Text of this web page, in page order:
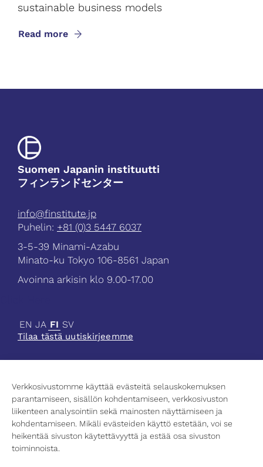
Verkkosivustomme käyttää evästeitä selauskokemuksen
parantamiseen, sisällön kohdentamiseen, verkkosivuston
liikenteen analysointiin sekä mainosten näyttämiseen ja
kohdentamiseen. Mikäli evästeiden käyttö estetään, voi se
heikentää sivuston käytettävyyttä ja estää osa sivuston
toiminnoista.
sustainable business models
Read more
Suomen Japanin instituutti
フィンランドセンター
info@finstitute.jp
Puhelin: +81 (0)3 5447 6037
3-5-39 Minami-Azabu
Minato-ku Tokyo 106-8561 Japan
Avoinna arkisin klo 9.00-17.00
EN JA FI SV
Tilaa tästä uutiskirjeemme
Ajankohtaista
Tiede
Kulttuuri
Korkeakoulutus